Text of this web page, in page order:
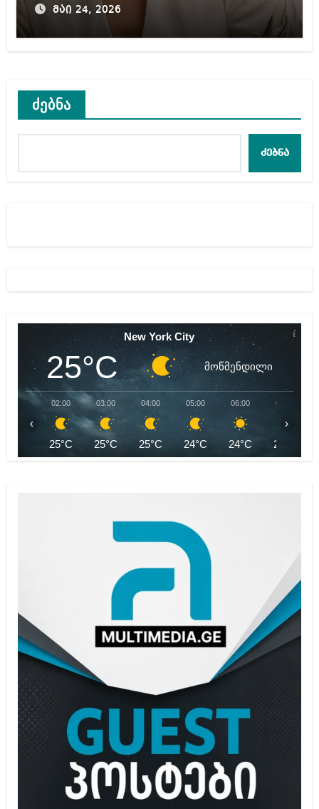
ხაზარაძე
მაი 24, 2026
ძებნა
ძებნა
New York City
25°C მოწმენდილი
02:00
25°C
03:00
25°C
04:00
25°C
05:00
24°C
06:00
24°C
07:00
24°C
‹ ›